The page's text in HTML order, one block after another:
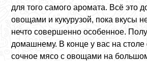
для того самого аромата. Всё это
овощами и кукурузой, пока вкусы
нечто совершенно особенное.
домашнему. В конце у вас на столе
сочное мясо с овощами на